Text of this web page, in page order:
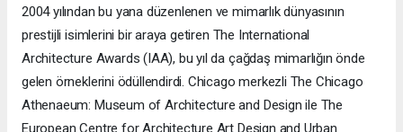
2004 yılından bu yana düzenlenen ve mimarlık dünyasının
prestijli isimlerini bir araya getiren The International
Architecture Awards (IAA), bu yıl da çağdaş mimarlığın önde
gelen örneklerini ödüllendirdi. Chicago merkezli The Chicago
Athenaeum: Museum of Architecture and Design ile The
European Centre for Architecture Art Design and Urban